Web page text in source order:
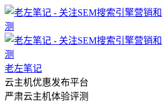
老左笔记
云主机优惠发布平台
严肃云主机体验评测